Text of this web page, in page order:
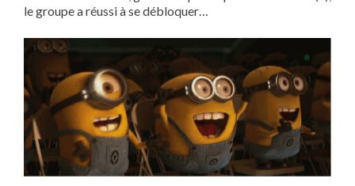
le groupe a réussi à se débloquer…